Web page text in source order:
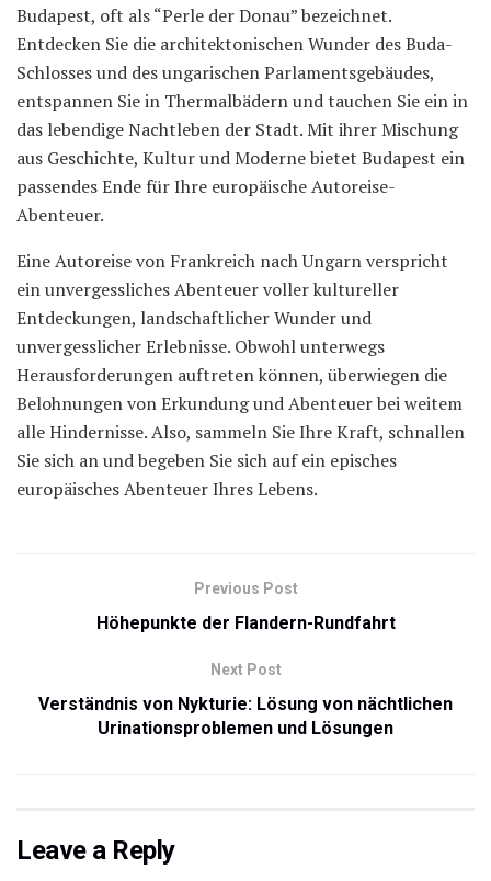
Budapest, oft als “Perle der Donau” bezeichnet.
Entdecken Sie die architektonischen Wunder des Buda-
Schlosses und des ungarischen Parlamentsgebäudes,
entspannen Sie in Thermalbädern und tauchen Sie ein in
das lebendige Nachtleben der Stadt. Mit ihrer Mischung
aus Geschichte, Kultur und Moderne bietet Budapest ein
passendes Ende für Ihre europäische Autoreise-
Abenteuer.
Eine Autoreise von Frankreich nach Ungarn verspricht
ein unvergessliches Abenteuer voller kultureller
Entdeckungen, landschaftlicher Wunder und
unvergesslicher Erlebnisse. Obwohl unterwegs
Herausforderungen auftreten können, überwiegen die
Belohnungen von Erkundung und Abenteuer bei weitem
alle Hindernisse. Also, sammeln Sie Ihre Kraft, schnallen
Sie sich an und begeben Sie sich auf ein episches
europäisches Abenteuer Ihres Lebens.
Previous Post
Höhepunkte der Flandern-Rundfahrt
Next Post
Verständnis von Nykturie: Lösung von nächtlichen
Urinationsproblemen und Lösungen
Leave a Reply